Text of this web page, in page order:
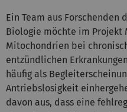
Ein Team aus Forschenden
Biologie möchte im Projekt
Mitochondrien bei
entzündlichen
häufig als
Antriebslosigkeit
davon aus, dass eine